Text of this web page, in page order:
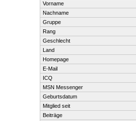
Vorname
Nachname
Gruppe
Rang
Geschlecht
Land
Homepage
E-Mail
ICQ
MSN Messenger
Geburtsdatum
Mitglied seit
Beiträge